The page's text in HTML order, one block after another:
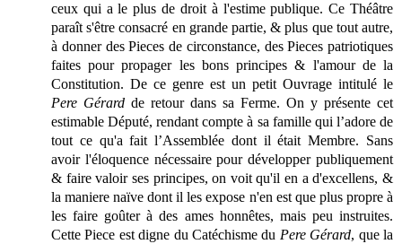
ceux qui a le plus de droit à l'estime publique. Ce Théâtre
paraît s'être consacré en grande partie, & plus que tout autre,
à donner des Pieces de circonstance, des Pieces patriotiques
faites pour propager les bons principes & l'amour de la
Constitution. De ce genre est un petit Ouvrage intitulé le
Pere Gérard de retour dans sa Ferme. On y présente cet
estimable Député, rendant compte à sa famille qui l’adore de
tout ce qu'a fait l’Assemblée dont il était Membre. Sans
avoir l'éloquence nécessaire pour développer publiquement
& faire valoir ses principes, on voit qu'il en a d'excellens, &
la maniere naïve dont il les expose n'en est que plus propre à
les faire goûter à des ames honnêtes, mais peu instruites.
Cette Piece est digne du Catéchisme du Pere Gérard, que la